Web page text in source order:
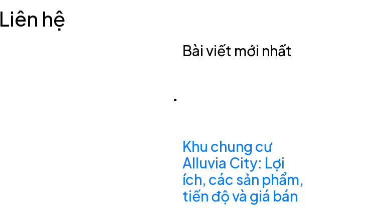
Liên hệ
Bài viết mới nhất
Khu chung cư
Alluvia City: Lợi
ích, các sản phẩm,
tiến độ và giá bán